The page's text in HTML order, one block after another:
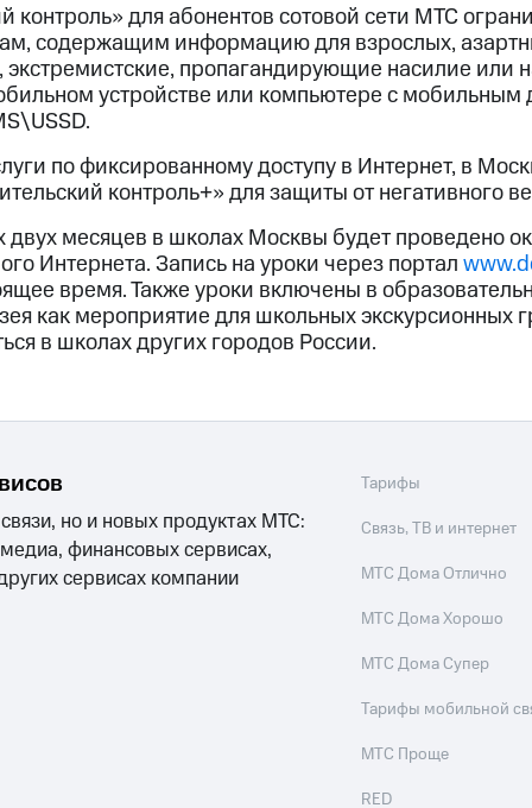
контроль» для абонентов сотовой сети МТС
содержащим информацию для взрослых,
экстремистские, пропагандирующие насилие или
устройстве или компьютере с мобильным
по фиксированному доступу в Интернет, в
контроль+» для защиты от негативного
месяцев в школах Москвы будет проведено
Интернета. Запись на уроки через портал
время. Также уроки включены в
как мероприятие для школьных экскурсионных
в школах других городов России.
но и новых продуктах МТС:
финансовых сервисах,
сервисах компании
Тарифы
Связь, ТВ и интернет
МТС Дома Отлично
МТС Дома Хорошо
МТС Дома Супер
Тарифы мобильной
МТС Проще
RED